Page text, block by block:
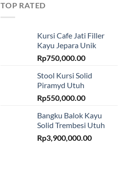
TOP RATED
Kursi Cafe Jati Filler
Kayu Jepara Unik
Rp750,000.00
Stool Kursi Solid
Piramyd Utuh
Rp550,000.00
Bangku Balok Kayu
Solid Trembesi Utuh
Rp3,900,000.00